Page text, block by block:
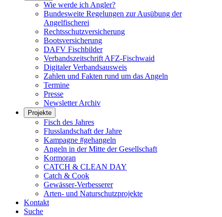
Wie werde ich Angler?
Bundesweite Regelungen zur Ausübung der
Angelfischerei
Rechtsschutzversicherung
Bootsversicherung
DAFV Fischbilder
Verbandszeitschrift AFZ-Fischwaid
Digitaler Verbandsausweis
Zahlen und Fakten rund um das Angeln
Termine
Presse
Newsletter Archiv
Projekte
Fisch des Jahres
Flusslandschaft der Jahre
Kampagne #gehangeln
Angeln in der Mitte der Gesellschaft
Kormoran
CATCH & CLEAN DAY
Catch & Cook
Gewässer-Verbesserer
Arten- und Naturschutzprojekte
Kontakt
Suche